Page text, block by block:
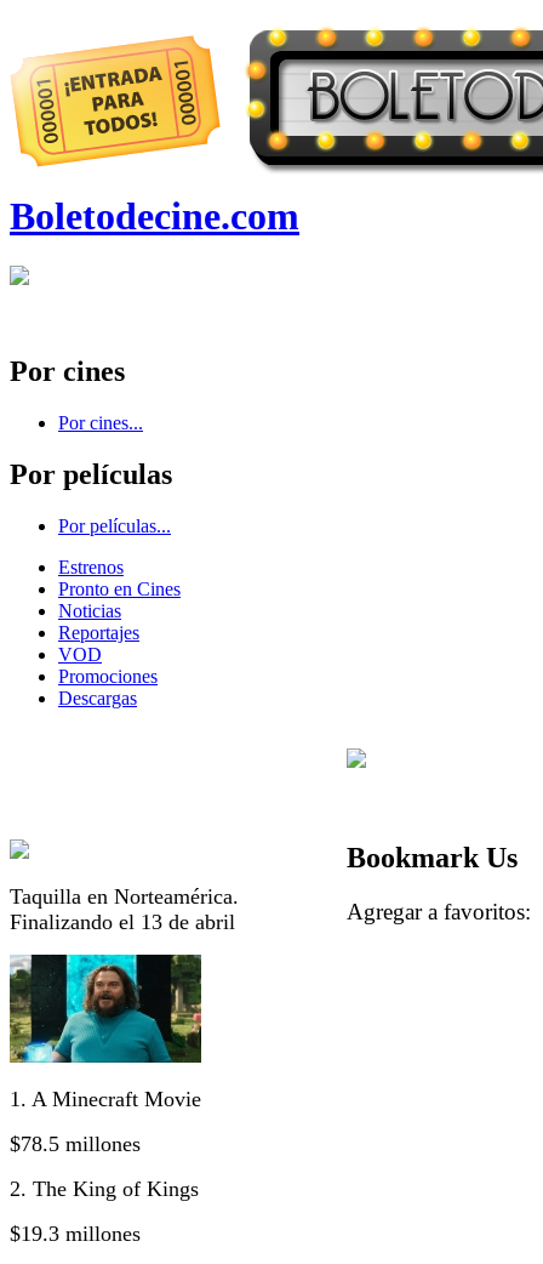
Boletodecine.com
Por cines
Por cines...
Por películas
Por películas...
Estrenos
Pronto en Cines
Noticias
Reportajes
VOD
Promociones
Descargas
Taquilla en Norteamérica.
Finalizando el 13 de abril
1. A Minecraft Movie
$78.5 millones
2. The King of Kings
$19.3 millones
Bookmark Us
Agregar a